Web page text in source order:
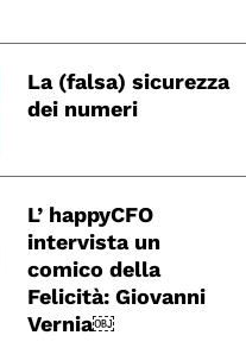
La (falsa) sicurezza
dei numeri
L’ happyCFO
intervista un
comico della
Felicità: Giovanni
Vernia￼